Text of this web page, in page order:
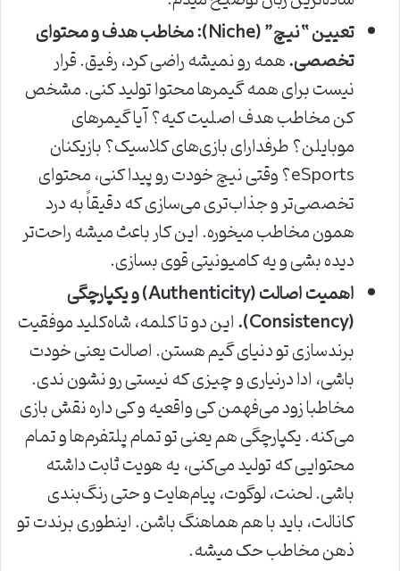
تعیین “نیچ” (Niche): مخاطب هدف و محتوای
تخصصی.همه رو نمیشه راضی کرد، رفیق. قرار
نیست برای همه گیمرها محتوا تولید کنی. مشخص
کن مخاطب هدف اصلیت کیه؟ آیا گیمرهای
موبایلن؟ طرفدارای بازی‌های کلاسیک؟ بازیکنان
eSports؟ وقتی نیچ خودت رو پیدا کنی، محتوای
تخصصی‌تر و جذاب‌تری می‌سازی که دقیقاً به درد
همون مخاطب میخوره. این کار باعث میشه راحت‌تر
دیده بشی و یه کامیونیتی قوی بسازی.
اهمیت اصالت (Authenticity) و یکپارچگی
(Consistency).
این دو تا کلمه، شاه‌کلید موفقیت
برندسازی تو دنیای گیم هستن. اصالت یعنی خودت
باشی، ادا درنیاری و چیزی که نیستی رو نشون ندی.
مخاطبا زود می‌فهمن کی واقعیه و کی داره نقش بازی
می‌کنه. یکپارچگی هم یعنی تو تمام پلتفرم‌ها و تمام
محتوایی که تولید می‌کنی، یه هویت ثابت داشته
باشی. لحنت، لوگوت، پیام‌هایت و حتی رنگ‌بندی
کانالت، باید با هم هماهنگ باشن. اینطوری برندت تو
ذهن مخاطب حک میشه.